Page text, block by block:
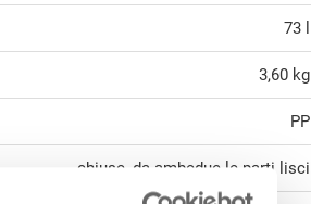
73 l
3,60 kg
PP
chiuse, da ambedue le parti lisci